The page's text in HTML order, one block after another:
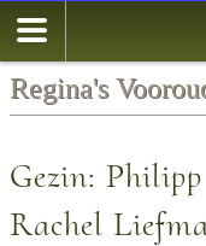
Regina's
Gezin:
Rachel